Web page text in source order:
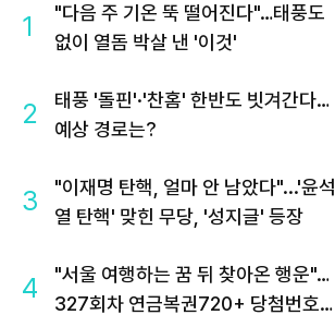
1
"다음 주 기온 뚝 떨어진다"…태풍도
없이 열돔 박살 낸 '이것'
2
태풍 '돌핀'·'찬홈' 한반도 빗겨간다…
예상 경로는?
3
"이재명 탄핵, 얼마 안 남았다"...'윤석
열 탄핵' 맞힌 무당, '성지글' 등장
4
"서울 여행하는 꿈 뒤 찾아온 행운"…
327회차 연금복권720+ 당첨번호조